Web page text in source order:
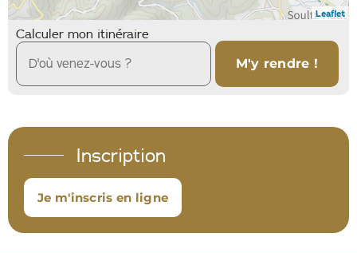
Leaflet
Calculer mon itinéraire
Inscription
Je m'inscris en ligne